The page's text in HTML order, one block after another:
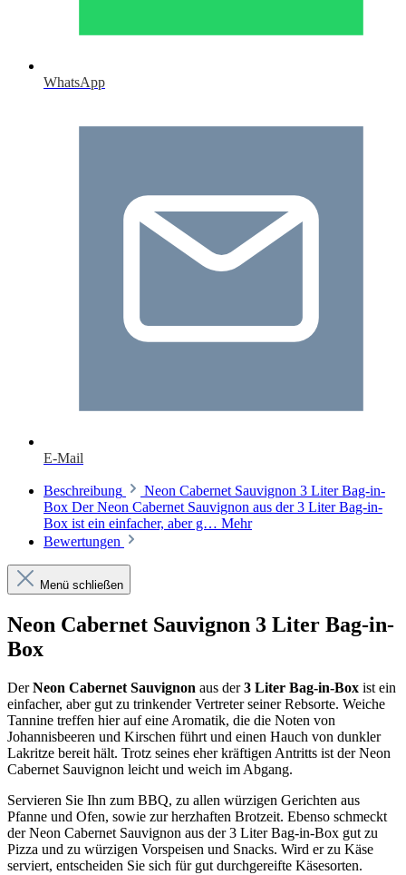
WhatsApp
E-Mail
Beschreibung
Neon Cabernet Sauvignon 3 Liter Bag-in-
Box Der Neon Cabernet Sauvignon aus der 3 Liter Bag-in-
Box ist ein einfacher, aber g… Mehr
Bewertungen
Menü schließen
Neon Cabernet Sauvignon 3 Liter Bag-in-
Box
DerNeon Cabernet Sauvignon aus der3 Liter Bag-in-Box ist ein
einfacher, aber gut zu trinkender Vertreter seiner Rebsorte. Weiche
Tannine treffen hier auf eine Aromatik, die die Noten von
Johannisbeeren und Kirschen führt und einen Hauch von dunkler
Lakritze bereit hält. Trotz seines eher kräftigen Antritts ist der Neon
Cabernet Sauvignon leicht und weich im Abgang.
Servieren Sie Ihn zum BBQ, zu allen würzigen Gerichten aus
Pfanne und Ofen, sowie zur herzhaften Brotzeit. Ebenso schmeckt
der Neon Cabernet Sauvignon aus der 3 Liter Bag-in-Box gut zu
Pizza und zu würzigen Vorspeisen und Snacks. Wird er zu Käse
serviert, entscheiden Sie sich für gut durchgereifte Käsesorten.